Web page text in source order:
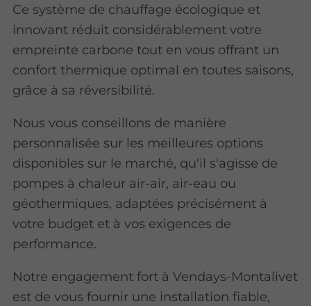
Ce système de chauffage écologique et
innovant réduit considérablement votre
empreinte carbone tout en vous offrant un
confort thermique optimal en toutes saisons,
grâce à sa réversibilité.
Nous vous conseillons de manière
personnalisée sur les meilleures options
disponibles sur le marché, qu'il s'agisse de
pompes à chaleur air-air, air-eau ou
géothermiques, adaptées précisément à
votre budget et à vos exigences de
performance.
Notre engagement fort à Vendays-Montalivet
est de vous fournir une installation fiable,